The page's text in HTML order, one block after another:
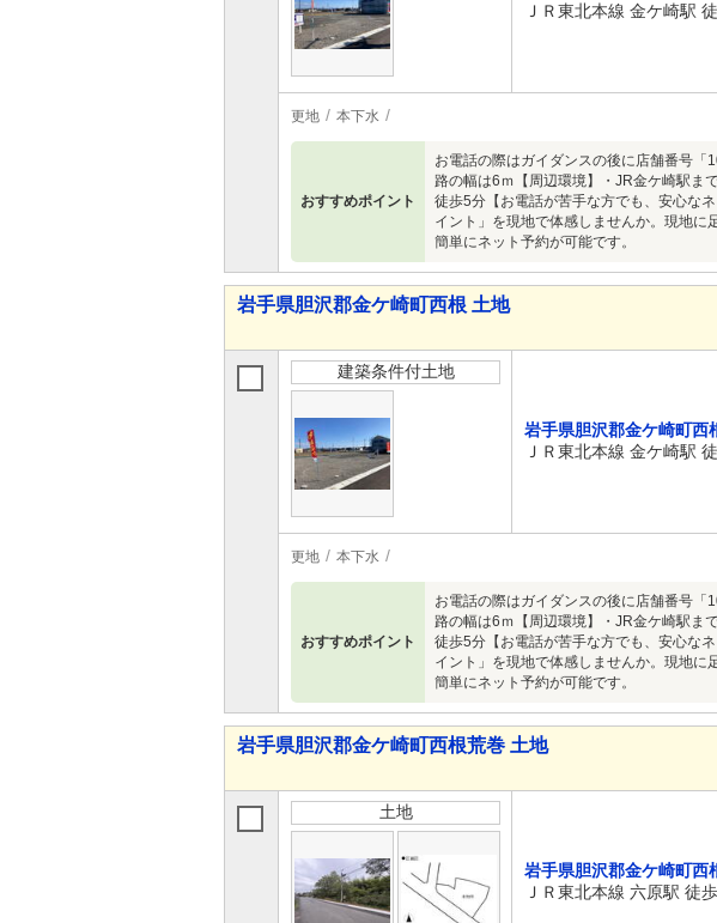
ＪＲ東北本線 金ケ崎駅
更地 本下水
おすすめポイント
お電話の際はガイダンスの後に店舗番号
路の幅は6ｍ【周辺環境】・JR金ケ崎駅ま
徒歩5分【お電話が苦手な方でも、安心な
イント」を現地で体感しませんか。現地に
簡単にネット予約が可能です。
岩手県胆沢郡金ケ崎町西根 土地
建築条件付土地
岩手県胆沢郡金ケ崎町西
ＪＲ東北本線 金ケ崎駅
更地 本下水
おすすめポイント
お電話の際はガイダンスの後に店舗番号
路の幅は6ｍ【周辺環境】・JR金ケ崎駅ま
徒歩5分【お電話が苦手な方でも、安心な
イント」を現地で体感しませんか。現地に
簡単にネット予約が可能です。
岩手県胆沢郡金ケ崎町西根荒巻 土地
土地
岩手県胆沢郡金ケ崎町西
ＪＲ東北本線 六原駅 徒